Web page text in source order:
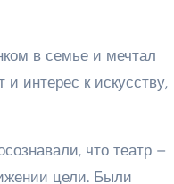
в семье и мечтал
интерес к искусству,
что театр –
цели. Были